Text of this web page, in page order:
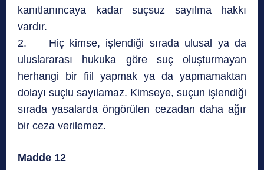
kanıtlanıncaya kadar suçsuz sayılma hakkı
vardır.
2. Hiç kimse, işlendiği sırada ulusal ya da
uluslararası hukuka göre suç oluşturmayan
herhangi bir fiil yapmak ya da yapmamaktan
dolayı suçlu sayılamaz. Kimseye, suçun işlendiği
sırada yasalarda öngörülen cezadan daha ağır
bir ceza verilemez.
Madde 12